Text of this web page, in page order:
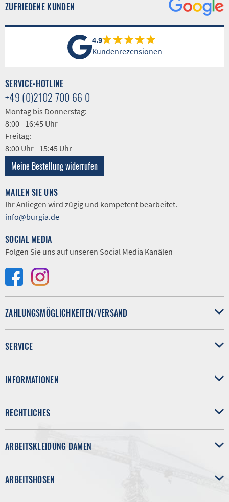
ZUFRIEDENE KUNDEN
4.9
Kundenrezensionen
SERVICE-HOTLINE
+49 (0)2102 700 66 0
Montag bis Donnerstag:
8:00 - 16:45 Uhr
Freitag:
8:00 Uhr - 15:45 Uhr
Meine Bestellung widerrufen
MAILEN SIE UNS
Ihr Anliegen wird zügig und kompetent bearbeitet.
info@burgia.de
SOCIAL MEDIA
Folgen Sie uns auf unseren Social Media Kanälen
ZAHLUNGSMÖGLICHKEITEN/VERSAND
SERVICE
INFORMATIONEN
RECHTLICHES
ARBEITSKLEIDUNG DAMEN
ARBEITSHOSEN